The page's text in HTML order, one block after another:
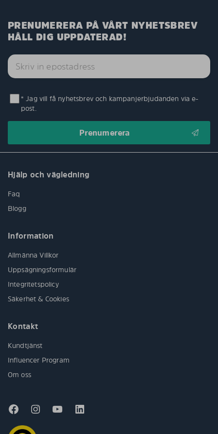
PRENUMERERA PÅ VÅRT NYHETSBREV
HÅLL DIG UPPDATERAD!
* Jag vill få nyhetsbrev och kampanjerbjudanden via e-
post.
Hjälp och vägledning
Faq
Blogg
Information
Allmänna Villkor
Uppsägningsformulär
Integritetspolicy
Säkerhet & Cookies
Kontakt
Kundtjänst
Influencer Program
Om oss